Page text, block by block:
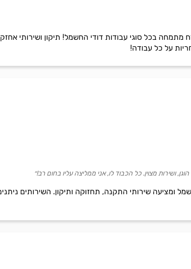
בכל סוגי עבודות דודי החשמל! תיקון ושירותי
על כל עבודה!
ומציעה שירותי התקנה, תחזוקה ותיקון. השירותים
ושירות מצוין. כל הכבוד לו, אני ממליצה עליו בחום רב!״